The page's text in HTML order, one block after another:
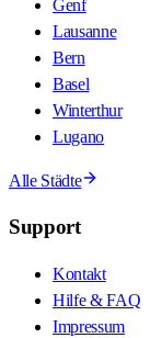
Genf
Lausanne
Bern
Basel
Winterthur
Lugano
Alle Städte
Support
Kontakt
Hilfe & FAQ
Impressum